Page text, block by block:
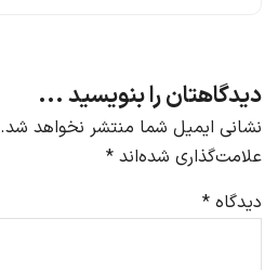
دیدگاهتان را بنویسید ...
نشانی ایمیل شما منتشر نخواهد شد.
علامت‌گذاری شده‌اند *
دیدگاه *